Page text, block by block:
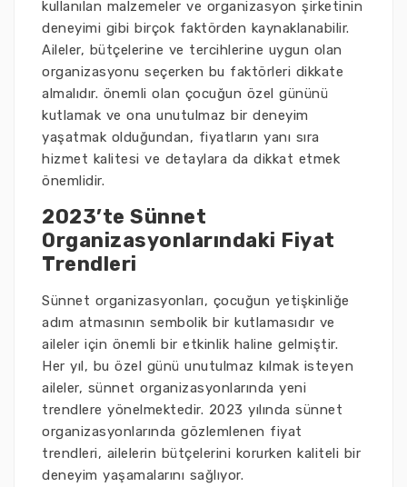
kullanılan malzemeler ve organizasyon şirketinin
deneyimi gibi birçok faktörden kaynaklanabilir.
Aileler, bütçelerine ve tercihlerine uygun olan
organizasyonu seçerken bu faktörleri dikkate
almalıdır. önemli olan çocuğun özel gününü
kutlamak ve ona unutulmaz bir deneyim
yaşatmak olduğundan, fiyatların yanı sıra
hizmet kalitesi ve detaylara da dikkat etmek
önemlidir.
2023’te Sünnet
Organizasyonlarındaki Fiyat
Trendleri
Sünnet organizasyonları, çocuğun yetişkinliğe
adım atmasının sembolik bir kutlamasıdır ve
aileler için önemli bir etkinlik haline gelmiştir.
Her yıl, bu özel günü unutulmaz kılmak isteyen
aileler, sünnet organizasyonlarında yeni
trendlere yönelmektedir. 2023 yılında sünnet
organizasyonlarında gözlemlenen fiyat
trendleri, ailelerin bütçelerini korurken kaliteli bir
deneyim yaşamalarını sağlıyor.